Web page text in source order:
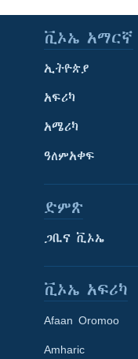
ቪኦኤ አማርኛ
ኢትዮጵያ
አፍሪካ
አሜሪካ
ዓለምአቀፍ
ድምጽ
ጋቢና ቪኦኤ
ቪኦኤ አፍሪካ
Afaan Oromoo
Amharic